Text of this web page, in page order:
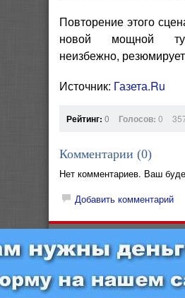
Повторение этого
новой мощной
неизбежно,
Источник: Газета.Ru
Рейтинг: 0 Голосов: 0
Комментарии (0)
Нет комментариев. Ваш
Добавить комментарий